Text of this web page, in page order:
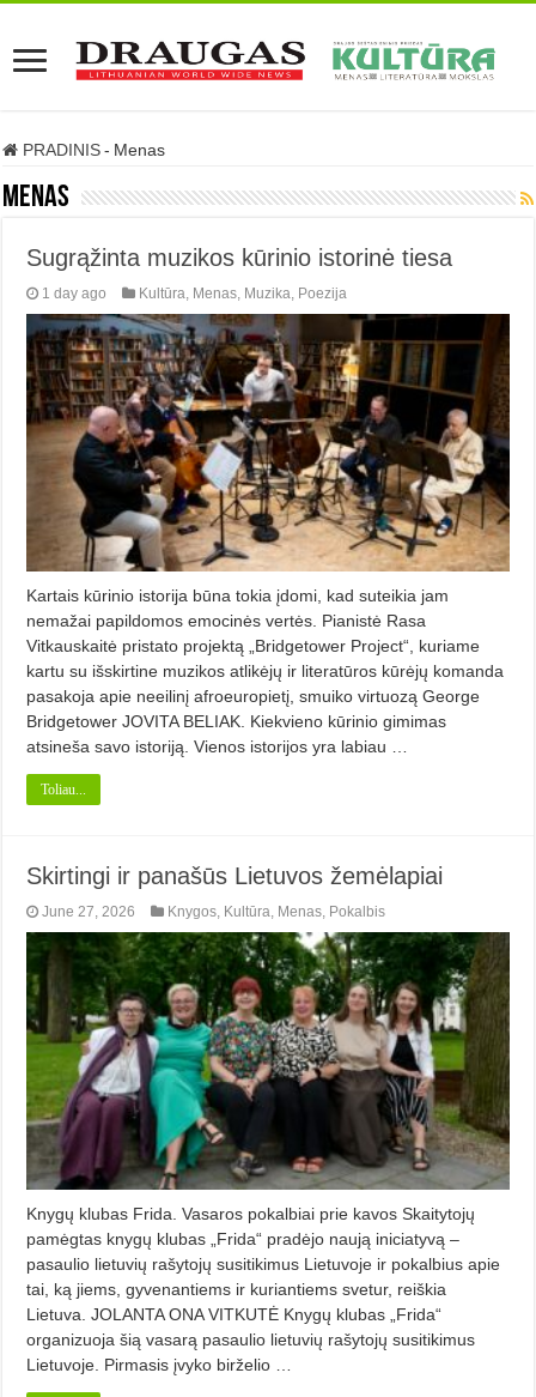
PRADINIS - Menas
Menas
Sugrąžinta muzikos kūrinio istorinė tiesa
1 day ago Kultūra, Menas, Muzika, Poezija
Kartais kūrinio istorija būna tokia įdomi, kad suteikia jam
nemažai papildomos emocinės vertės. Pianistė Rasa
Vitkauskaitė pristato projektą „Bridgetower Project“, kuriame
kartu su išskirtine muzikos atlikėjų ir literatūros kūrėjų komanda
pasakoja apie neeilinį afroeuropietį, smuiko virtuozą George
Bridgetower JOVITA BELIAK. Kiekvieno kūrinio gimimas
atsineša savo istoriją. Vienos istorijos yra labiau …
Toliau...
Skirtingi ir panašūs Lietuvos žemėlapiai
June 27, 2026 Knygos Kultūra Menas Pokalbis
Knygų klubas Frida. Vasaros pokalbiai prie kavos Skaitytojų
pamėgtas knygų klubas „Frida“ pradėjo naują iniciatyvą –
pasaulio lietuvių rašytojų susitikimus Lietuvoje ir pokalbius apie
tai, ką jiems, gyvenantiems ir kuriantiems svetur, reiškia
Lietuva. JOLANTA ONA VITKUTĖ Knygų klubas „Frida“
organizuoja šią vasarą pasaulio lietuvių rašytojų susitikimus
Lietuvoje. Pirmasis įvyko birželio …